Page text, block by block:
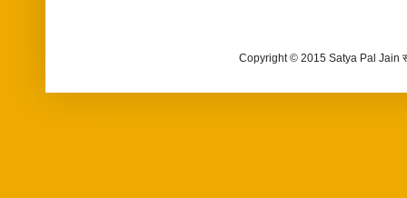
Copyright © 2015 Satya Pal Jain